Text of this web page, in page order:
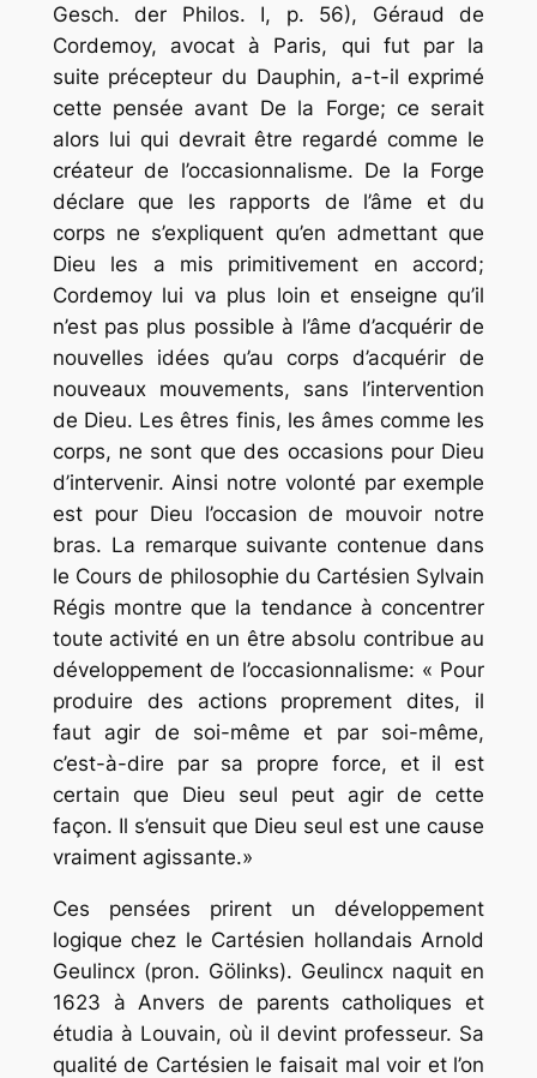
Gesch. der Philos. I, p. 56), Géraud de
Cordemoy, avocat à Paris, qui fut par la
suite précepteur du Dauphin, a-t-il exprimé
cette pensée avant De la Forge; ce serait
alors lui qui devrait être regardé comme le
créateur de l’occasionnalisme. De la Forge
déclare que les rapports de l’âme et du
corps ne s’expliquent qu’en admettant que
Dieu les a mis primitivement en accord;
Cordemoy lui va plus loin et enseigne qu’il
n’est pas plus possible à l’âme d’acquérir de
nouvelles idées qu’au corps d’acquérir de
nouveaux mouvements, sans l’intervention
de Dieu. Les êtres finis, les âmes comme les
corps, ne sont que des occasions pour Dieu
d’intervenir. Ainsi notre volonté par exemple
est pour Dieu l’occasion de mouvoir notre
bras. La remarque suivante contenue dans
le Cours de philosophie du Cartésien Sylvain
Régis montre que la tendance à concentrer
toute activité en un être absolu contribue au
développement de l’occasionnalisme: « Pour
produire des actions proprement dites, il
faut agir de soi-même et par soi-même,
c’est-à-dire par sa propre force, et il est
certain que Dieu seul peut agir de cette
façon. Il s’ensuit que Dieu seul est une cause
vraiment agissante.»
Ces pensées prirent un développement
logique chez le Cartésien hollandais Arnold
Geulincx (pron. Gölinks). Geulincx naquit en
1623 à Anvers de parents catholiques et
étudia à Louvain, où il devint professeur. Sa
qualité de Cartésien le faisait mal voir et l’on